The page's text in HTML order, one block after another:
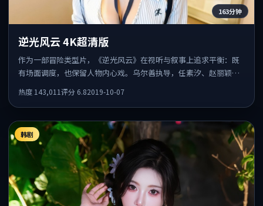
163分钟
逆光风云 4K超清版
作为一部冒险类型片，《逆光风云》在视听与叙事上追求平衡：既
有场面调度，也保留人物内心戏。乌尔善执导，任素汐、赵丽颖、
热度 143,011评分 6.82019-10-07
韩剧